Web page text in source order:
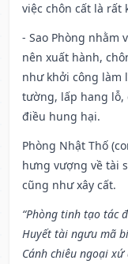
việc chôn cất là rất
- Sao Phòng nhằm
nên xuất hành,
như khởi công làm
tường, lấp hang
điều hung hại.
Phòng Nhật Thố
hưng vượng về tài
cũng như xây cất.
“Phòng tinh tạo tác
Huyết tài ngưu mã
Cánh chiêu ngoại